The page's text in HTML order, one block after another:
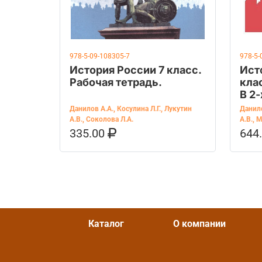
978-5-09-108305-7
История России 7 класс.
Рабочая тетрадь.
Данилов А.А., Косулина Л.Г., Лукутин
А.В., Соколова Л.А.
335.00
В КОРЗИНУ
978-5-
В 2-
А.В.,
В
Каталог О компании